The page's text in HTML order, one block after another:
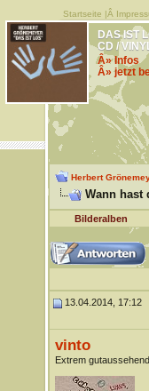
Startseite |Â
DAS IST
CD /
Â» Infos
Â» jetzt
Herbert
Wann hast
Bilderalben
13.04.2014, 17:12
vinto
Extrem gutaussehend